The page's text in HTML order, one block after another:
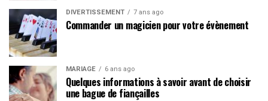
DIVERTISSEMENT 7 ans ago
Commander un magicien pour votre évènement
MARIAGE 6 ans ago
Quelques informations à savoir avant de choisir
une bague de fiançailles